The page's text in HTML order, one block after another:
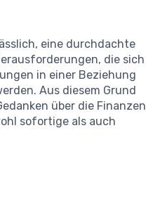
eine durchdachte
die sich
in einer Beziehung
Aus diesem Grund
über die Finanzen
sofortige als auch